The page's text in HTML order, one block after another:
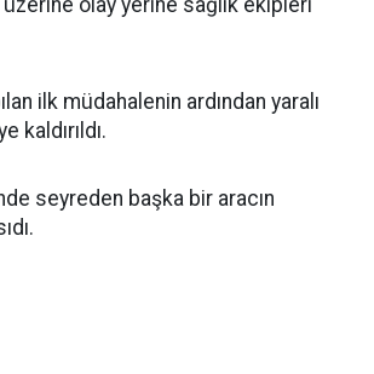
olay yerine sağlık ekipleri
ilk müdahalenin ardından yaralı
kaldırıldı.
seyreden başka bir aracın